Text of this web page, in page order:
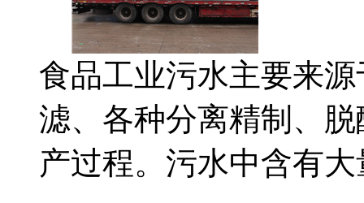
食品工业污水主要来
滤、各种分离精制、
产过程。污水中含有